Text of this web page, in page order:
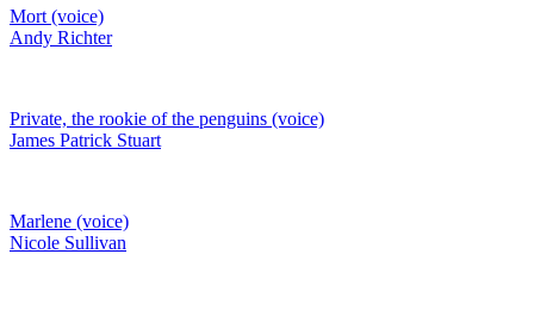
Mort (voice)
Andy Richter
Private, the rookie of the penguins (voice)
James Patrick Stuart
Marlene (voice)
Nicole Sullivan